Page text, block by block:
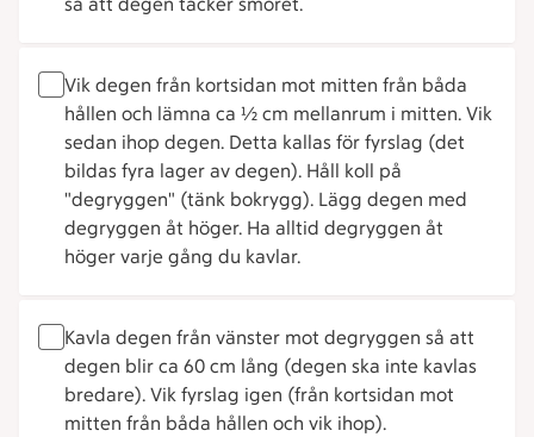
Vik degen från kortsidan mot mitten från båda
hållen och lämna ca ½ cm mellanrum i mitten. Vik
sedan ihop degen. Detta kallas för fyrslag (det
bildas fyra lager av degen). Håll koll på
"degryggen" (tänk bokrygg). Lägg degen med
degryggen åt höger. Ha alltid degryggen åt
höger varje gång du kavlar.
Kavla degen från vänster mot degryggen så att
degen blir ca 60 cm lång (degen ska inte kavlas
bredare). Vik fyrslag igen (från kortsidan mot
mitten från båda hållen och vik ihop).